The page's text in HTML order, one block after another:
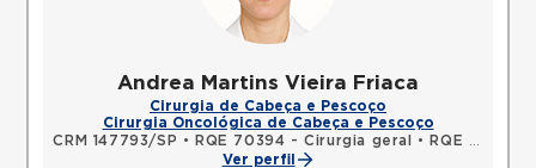
Andrea Martins Vieira Friaca
Cirurgia de Cabeça e Pescoço
Cirurgia Oncológica de Cabeça e Pescoço
CRM 147793/SP • RQE 70394 - Cirurgia geral •
RQE 70395 - Cirurgia de cabeça e pescoço
Ver perfil